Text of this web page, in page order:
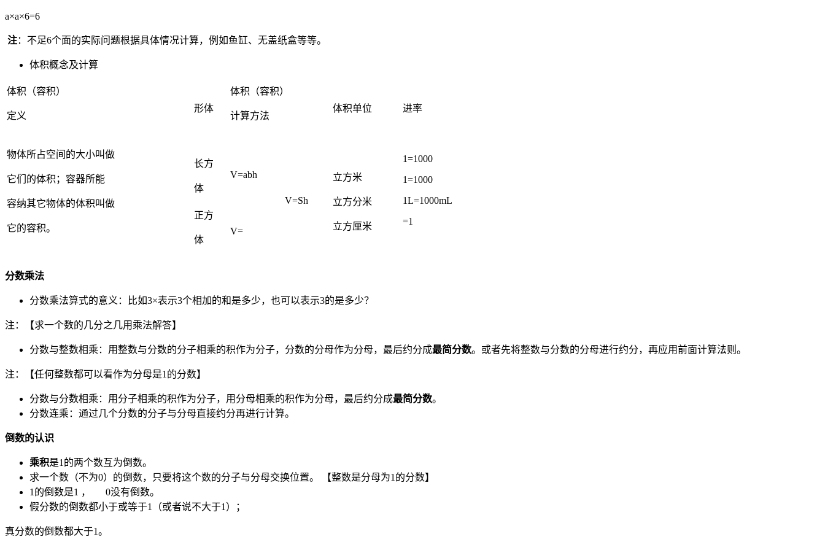
a×a×6=6
注：不足6个面的实际问题根据具体情况计算，例如鱼缸、无盖纸盒等等。
体积概念及计算
体积（容积）
定义
形体
体积（容积）
计算方法
体积单位 进率
物体所占空间的大小叫做
它们的体积；容器所能
容纳其它物体的体积叫做
它的容积。
长方
体
V=abh
V=Sh
立方米
立方分米
立方厘米
1=1000
1=1000
1L=1000mL
=1
正方
体
V=
分数乘法
分数乘法算式的意义：比如3×表示3个相加的和是多少，也可以表示3的是多少？
注：【求一个数的几分之几用乘法解答】
分数与整数相乘：用整数与分数的分子相乘的积作为分子，分数的分母作为分母，最后约分成最简分数。或者先将整数与分数的分母进行约分，再应用前面计算法则。
注：【任何整数都可以看作为分母是1的分数】
分数与分数相乘：用分子相乘的积作为分子，用分母相乘的积作为分母，最后约分成最简分数。
分数连乘：通过几个分数的分子与分母直接约分再进行计算。
倒数的认识
乘积是1的两个数互为倒数。
求一个数（不为0）的倒数，只要将这个数的分子与分母交换位置。 【整数是分母为1的分数】
1的倒数是1 ， 0没有倒数。
假分数的倒数都小于或等于1（或者说不大于1）；
真分数的倒数都大于1。